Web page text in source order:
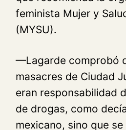
feminista Mujer y
(MYSU).
—Lagarde comprobó
masacres de Ciudad
eran responsabilidad
de drogas, como
mexicano, sino que